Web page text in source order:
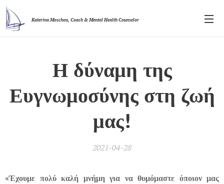
Katerina Moschou, Coach & Mental Health Counselor
Η δύναμη της
Ευγνωμοσύνης στη ζωή
μας!
2021-04-28
«Έχουμε πολύ καλή μνήμη για να θυμόμαστε όποιον μας